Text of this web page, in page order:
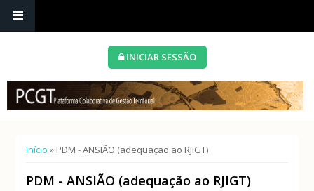
INICIAR SESSÃO
Está aqui
Início » PDM - ANSIÃO (adequação ao RJIGT)
PDM - ANSIÃO (adequação ao RJIGT)